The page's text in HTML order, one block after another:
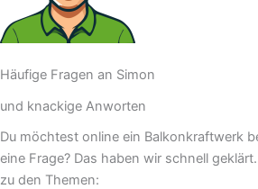
Häufige Fragen an Simon
und knackige Anworten
Du möchtest online ein Balkonkraftwerk
eine Frage? Das haben wir schnell
zu den Themen: